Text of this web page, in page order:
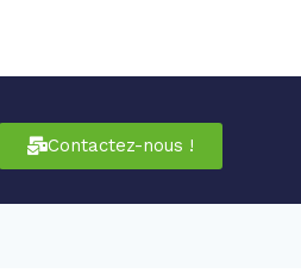
Contactez-nous !